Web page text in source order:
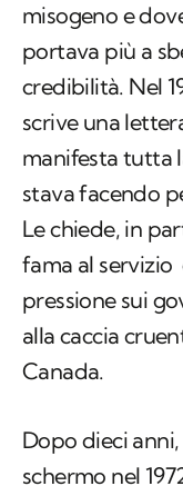
misogeno e
portava più a
credibilità. Nel
scrive una
manifesta tutta
stava facendo
Le chiede, in
fama al servizio
pressione sui
alla caccia
Canada.
Dopo dieci
schermo nel